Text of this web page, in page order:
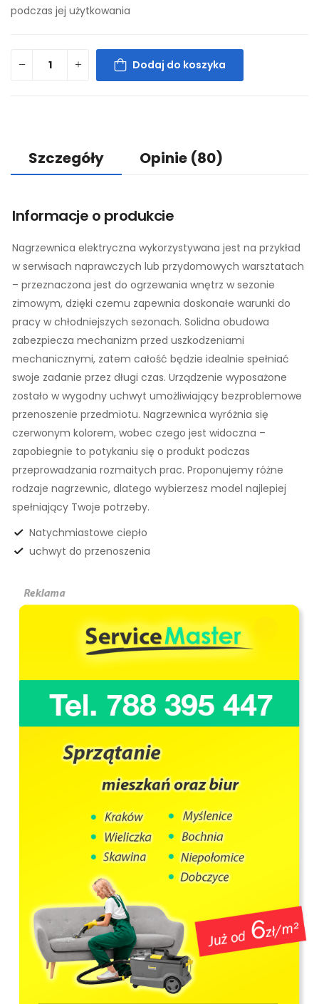
podczas jej użytkowania
Dodaj do koszyka
Szczegóły Opinie (80)
Informacje o produkcie
Nagrzewnica elektryczna wykorzystywana jest na przykład
w serwisach naprawczych lub przydomowych warsztatach
– przeznaczona jest do ogrzewania wnętrz w sezonie
zimowym, dzięki czemu zapewnia doskonałe warunki do
pracy w chłodniejszych sezonach. Solidna obudowa
zabezpiecza mechanizm przed uszkodzeniami
mechanicznymi, zatem całość będzie idealnie spełniać
swoje zadanie przez długi czas. Urządzenie wyposażone
zostało w wygodny uchwyt umożliwiający bezproblemowe
przenoszenie przedmiotu. Nagrzewnica wyróżnia się
czerwonym kolorem, wobec czego jest widoczna –
zapobiegnie to potykaniu się o produkt podczas
przeprowadzania rozmaitych prac. Proponujemy różne
rodzaje nagrzewnic, dlatego wybierzesz model najlepiej
spełniający Twoje potrzeby.
Natychmiastowe ciepło
uchwyt do przenoszenia